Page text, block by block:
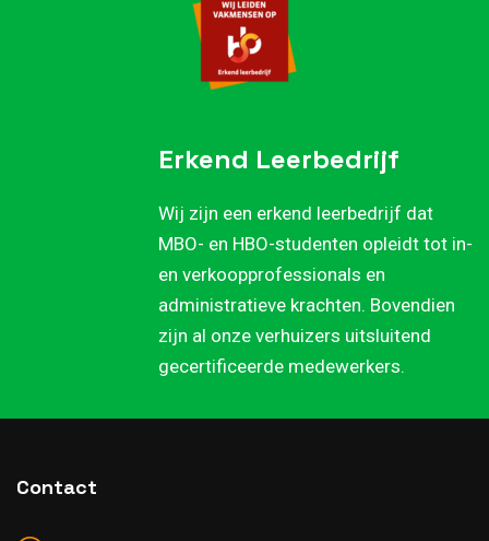
Erkend Leerbedrijf
Wij zijn een erkend leerbedrijf dat
MBO- en HBO-studenten opleidt tot in-
en verkoopprofessionals en
administratieve krachten. Bovendien
zijn al onze verhuizers uitsluitend
gecertificeerde medewerkers.
Contact